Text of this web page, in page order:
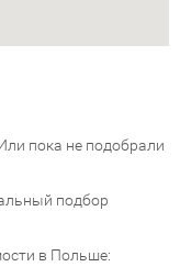
пока не подобрали
подбор
в Польше: